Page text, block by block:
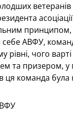
принципом,
АВФУ,
чого
та призером, у
ця команда